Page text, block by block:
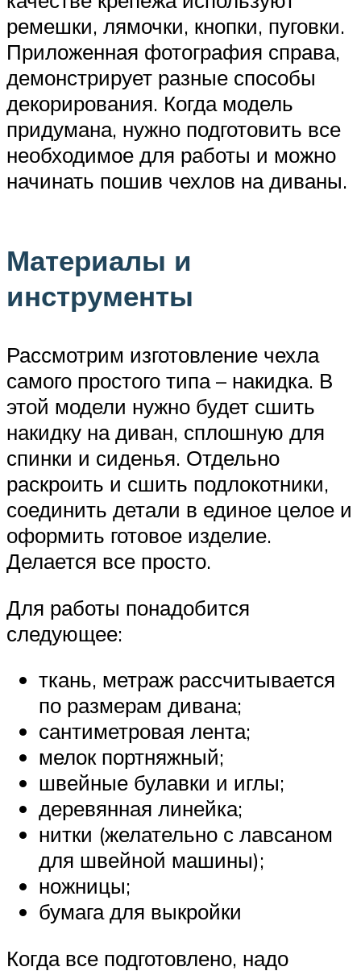
ремешки, лямочки, кнопки, пуговки.
Приложенная фотография справа,
демонстрирует разные способы
декорирования. Когда модель
придумана, нужно подготовить все
необходимое для работы и можно
начинать пошив чехлов на диваны.
Материалы и
инструменты
Рассмотрим изготовление чехла
самого простого типа – накидка. В
этой модели нужно будет сшить
накидку на диван, сплошную для
спинки и сиденья. Отдельно
раскроить и сшить подлокотники,
соединить детали в единое целое и
оформить готовое изделие.
Делается все просто.
Для работы понадобится
следующее:
ткань, метраж рассчитывается
по размерам дивана;
сантиметровая лента;
мелок портняжный;
швейные булавки и иглы;
деревянная линейка;
нитки (желательно с лавсаном
для швейной машины);
ножницы;
бумага для выкройки
Когда все подготовлено, надо